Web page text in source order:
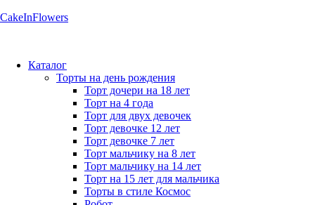
CakeInFlowers
Каталог
Торты на день рождения
Торт дочери на 18 лет
Торт на 4 года
Торт для двух девочек
Торт девочке 12 лет
Торт девочке 7 лет
Торт мальчику на 8 лет
Торт мальчику на 14 лет
Торт на 15 лет для мальчика
Торты в стиле Космос